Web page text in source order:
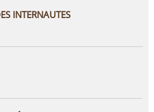
INTERNAUTES